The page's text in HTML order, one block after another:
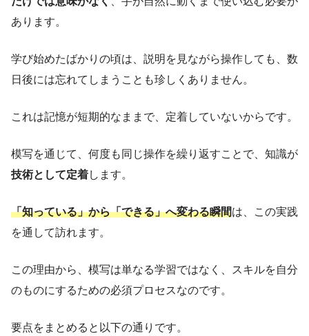
あります。
学び始めたばかりの頃は、説明を見ながら操作しても、数
日後には忘れてしまうことも珍しくありません。
これは記憶が短期的なままで、定着していないからです。
模写を通じて、何度も同じ操作を繰り返すことで、知識が
技術として定着します。
「知っている」から「できる」へ変わる瞬間は、この実践
を通して訪れます。
この理由から、模写は単なる学習ではなく、スキルを自分
のものにするための必須プロセスなのです。
要点をまとめると以下の通りです。